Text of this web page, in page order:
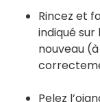
Rincez et
indiqué
nouveau
Pelez